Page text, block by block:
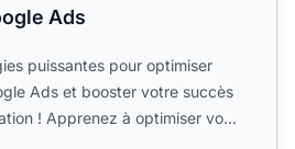
Ads
puissantes pour optimiser
Ads et booster votre succès
! Apprenez à optimiser vos